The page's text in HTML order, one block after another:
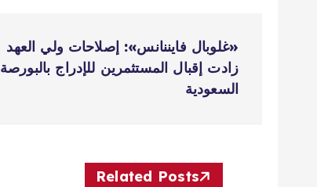
ص
«غلوبال فايننانس»: إصلاحات ولي العهد
زادت إقبال المستثمرين للإدراج بالبورصة
السعودية
Related Posts